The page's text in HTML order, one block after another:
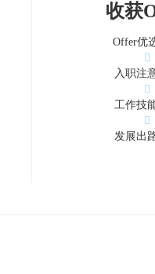
收获
Offer优
入职注
工作技
发展出